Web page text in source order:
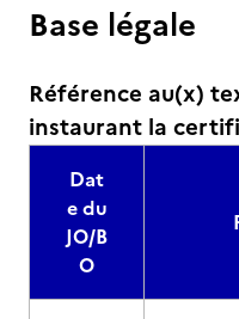
Base légale
Référence au(x)
instaurant la
Dat
e du
JO/B
O